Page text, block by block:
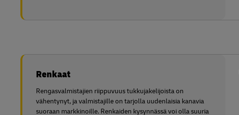
Renkaat
Rengasvalmistajien riippuvuus tukkujakelijoista on
vähentynyt, ja valmistajille on tarjolla uudenlaisia kanavia
suoraan markkinoille. Renkaiden kysynnässä voi olla suuria